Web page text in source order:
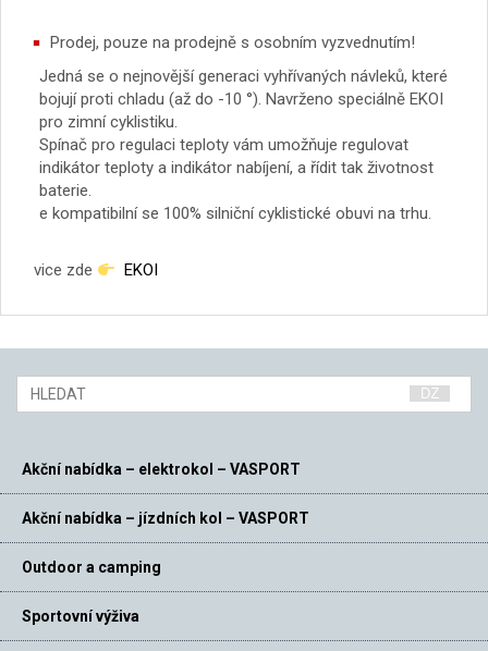
Prodej, pouze na prodejně s osobním vyzvednutím!
Jedná se o nejnovější generaci vyhřívaných návleků, které
bojují proti chladu (až do -10 °). Navrženo speciálně EKOI
pro zimní cyklistiku.
Spínač pro regulaci teploty vám umožňuje regulovat
indikátor teploty a indikátor nabíjení, a řídit tak životnost
baterie.
e kompatibilní se 100% silniční cyklistické obuvi na trhu.
vice zde EKOI
Akční nabídka – elektrokol – VASPORT
Akční nabídka – jízdních kol – VASPORT
Outdoor a camping
Sportovní výživa